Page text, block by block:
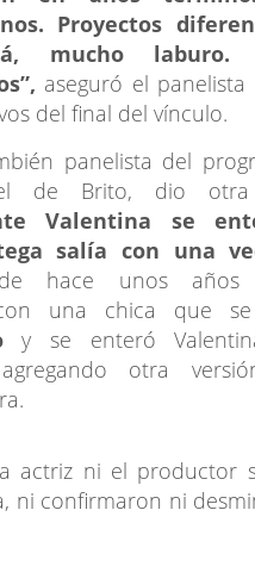
Proyectos
mucho laburo.
aseguró el
del final del vínculo.
panelista del
de Brito, dio otra
Valentina se
salía con una
hace unos
una chica que se
y se enteró
agregando otra
actriz ni el productor
ni confirmaron ni